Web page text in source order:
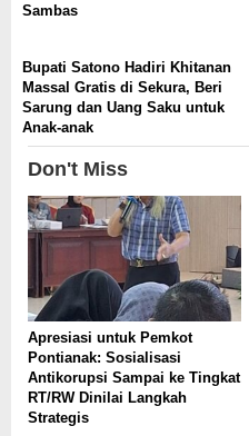
Sambas
Bupati Satono Hadiri Khitanan
Massal Gratis di Sekura, Beri
Sarung dan Uang Saku untuk
Anak-anak
Don't Miss
Apresiasi untuk Pemkot
Pontianak: Sosialisasi
Antikorupsi Sampai ke Tingkat
RT/RW Dinilai Langkah
Strategis